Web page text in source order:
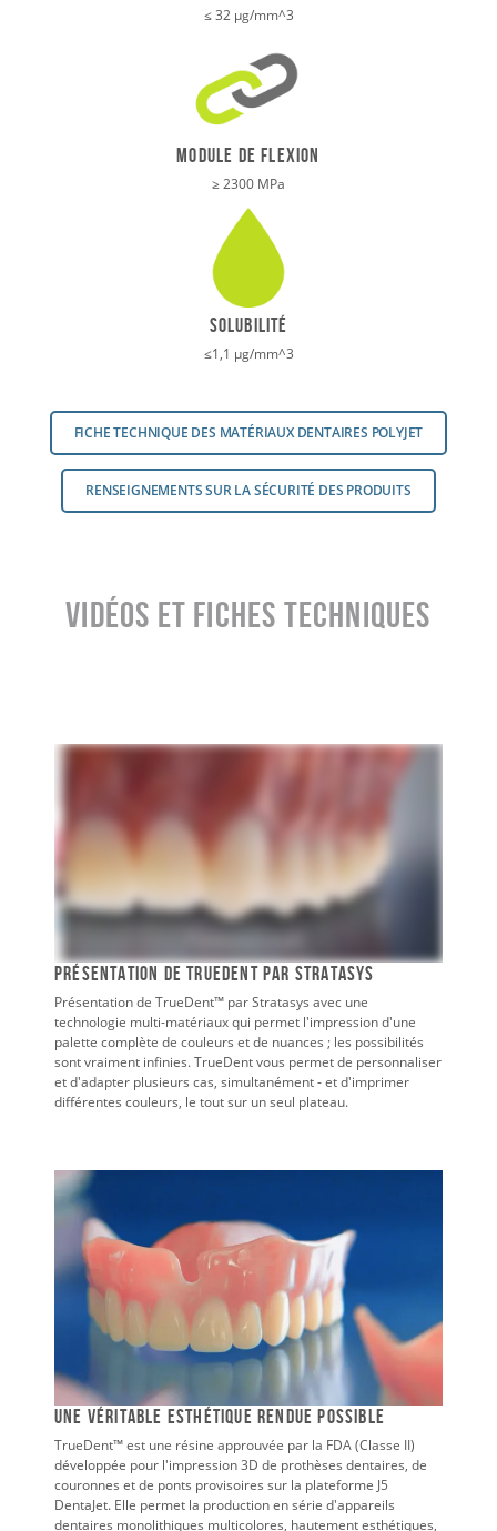
≤ 32 μg/mm^3
Module de flexion
≥ 2300 MPa
Solubilité
≤1,1 μg/mm^3
FICHE TECHNIQUE DES MATÉRIAUX DENTAIRES POLYJET
RENSEIGNEMENTS SUR LA SÉCURITÉ DES PRODUITS
Vidéos et fiches techniques
Présentation de TrueDent par Stratasys
Présentation de TrueDent™ par Stratasys avec une
technologie multi-matériaux qui permet l'impression d'une
palette complète de couleurs et de nuances ; les possibilités
sont vraiment infinies. TrueDent vous permet de personnaliser
et d'adapter plusieurs cas, simultanément - et d'imprimer
différentes couleurs, le tout sur un seul plateau.
Une véritable esthétique rendue possible
TrueDent™ est une résine approuvée par la FDA (Classe II)
développée pour l'impression 3D de prothèses dentaires, de
couronnes et de ponts provisoires sur la plateforme J5
DentaJet. Elle permet la production en série d'appareils
dentaires monolithiques multicolores, hautement esthétiques,